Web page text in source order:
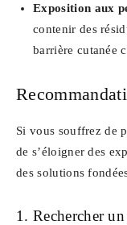
Exposition aux
contenir des
barrière cutanée
Si vous souffrez de
de s’éloigner des
des solutions
1. Rechercher